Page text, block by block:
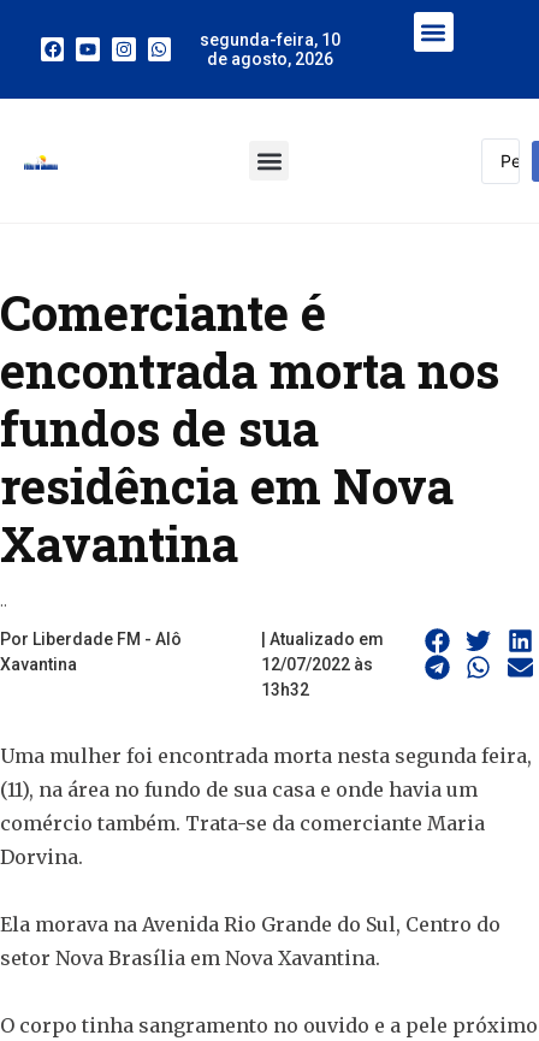
segunda-feira, 10
de agosto, 2026
Comerciante é
encontrada morta nos
fundos de sua
residência em Nova
Xavantina
..
Por Liberdade FM - Alô
Xavantina
| Atualizado em
12/07/2022 às
13h32
Uma mulher foi encontrada morta nesta segunda feira,
(11), na área no fundo de sua casa e onde havia um
comércio também. Trata-se da comerciante Maria
Dorvina.
Ela morava na Avenida Rio Grande do Sul, Centro do
setor Nova Brasília em Nova Xavantina.
O corpo tinha sangramento no ouvido e a pele próximo